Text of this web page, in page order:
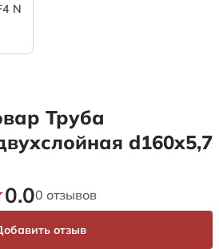
N
Труба
d160х5,7
0.00 отзывов
отзыв